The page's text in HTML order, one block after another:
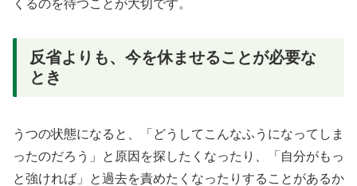
くるのを待つことが大切です。
反省よりも、今を休ませることが必要な
とき
うつの状態になると、「どうしてこんなふうになってしま
ったのだろう」と原因を探したくなったり、「自分がもっ
と強ければ」と過去を責めたくなったりすることがあるか